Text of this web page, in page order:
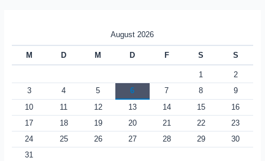
August 2026
M D M D F S S
1
2
3
4 5 6 7 8
9
10
11 12 13 14 15
16
17
18 19 20 21 22
23
24
25 26 27 28 29
30
31